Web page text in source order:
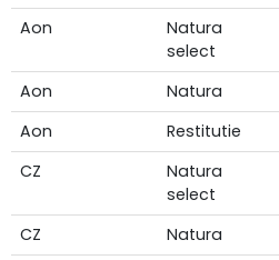
Aon
Natura
select
Aon Natura
Aon
Restitutie
CZ
Natura
select
CZ Natura